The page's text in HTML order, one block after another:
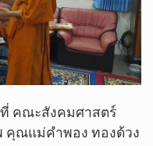
ที่ คณะสังคมศาสตร์
คุณแม่คำพอง ทองด้วง